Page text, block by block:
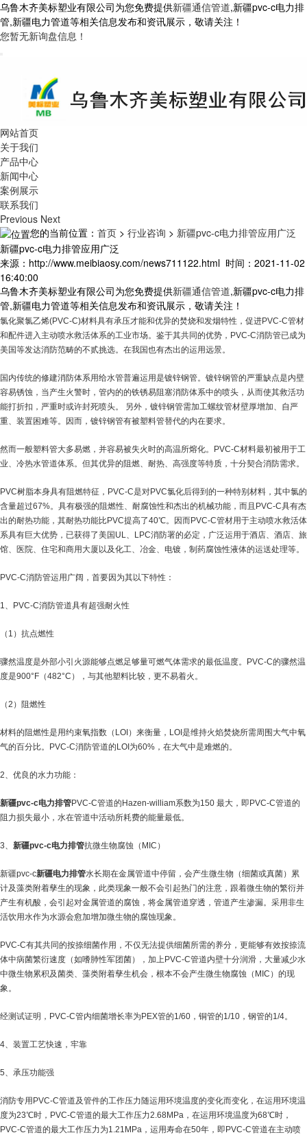
乌鲁木齐美标塑业有限公司为您免费提供新疆通信管道,新疆pvc-c电力排
管,新疆电力管道等相关信息发布和资讯展示，敬请关注！
您暂无新询盘信息！
网站首页
关于我们
产品中心
新闻中心
案例展示
联系我们
Previous Next
您的当前位置： 首页 > 行业咨询 > 新疆pvc-c电力排管应用广泛
新疆pvc-c电力排管应用广泛
来源：http://www.meibiaosy.com/news711122.html 时间：2021-11-02
16:40:00
乌鲁木齐美标塑业有限公司为您免费提供新疆通信管道,新疆pvc-c电力排
管,新疆电力管道等相关信息发布和资讯展示，敬请关注！
氯化聚氯乙烯(PVC-C)材料具有承压才能和优异的焚烧和发烟特性，促进PVC-C管材
和配件进入主动喷水救活体系的工业市场。鉴于其共同的优势，PVC-C消防管已成为
美国等发达消防范畴的不贰挑选。在我国也有杰出的运用远景。
国内传统的修建消防体系用给水管普遍运用是镀锌钢管。镀锌钢管的严重缺点是内壁
容易锈蚀，当产生火警时，管内的的铁锈易阻塞消防体系中的喷头，从而使其救活功
能打折扣，严重时或许封死喷头。 另外，镀锌钢管需加工螺纹管材壁厚增加、自严
重、装置困难等。因而，镀锌钢管有被塑料管替代的内在要求。
然而一般塑料管大多易燃，并容易被失火时的高温所熔化。PVC-C材料最初被用于工
业、冷热水管道体系。但其优异的阻燃、耐热、高强度等特质，十分契合消防需求。
PVC树脂本身具有阻燃特征，PVC-C是对PVC氯化后得到的一种特别材料，其中氯的
含量超过67%。具有极强的阻燃性、耐腐蚀性和杰出的机械功能，而且PVC-C具有杰
出的耐热功能，其耐热功能比PVC提高了40℃。因而PVC-C管材用于主动喷水救活体
系具有巨大优势，已获得了美国UL、LPC消防署的必定，广泛运用于酒店、酒店、旅
馆、医院、住宅和商用大厦以及化工、冶金、电镀，制药腐蚀性液体的运送处理等。
PVC-C消防管运用广阔，首要因为其以下特性：
1、PVC-C消防管道具有超强耐火性
（1）抗点燃性
骤然温度是外部小引火源能够点燃足够量可燃气体需求的最低温度。PVC-C的骤然温
度是900°F（482°C），与其他塑料比较，更不易着火。
（2）阻燃性
材料的阻燃性是用约束氧指数（LOI）来衡量，LOI是维持火焰焚烧所需周围大气中氧
气的百分比。PVC-C消防管道的LOI为60%，在大气中是难燃的。
2、优良的水力功能：
新疆pvc-c电力排管PVC-C管道的Hazen-william系数为150 最大，即PVC-C管道的
阻力损失最小，水在管道中活动所耗费的能量最低。
3、 新疆pvc-c电力排管抗微生物腐蚀（MIC）
新疆pvc-c新疆电力排管水长期在金属管道中停留，会产生微生物（细菌或真菌）累
计及藻类附着孳生的现象，此类现象一般不会引起热门的注意，跟着微生物的繁衍并
产生有机酸，会引起对金属管道的腐蚀，将金属管道穿透，管道产生渗漏。采用非生
活饮用水作为水源会愈加增加微生物的腐蚀现象。
PVC-C有其共同的按捺细菌作用，不仅无法提供细菌所需的养分，更能够有效按捺流
体中病菌繁衍速度（如嗜肺性军团菌），加上PVC-C管道内壁十分润滑，大量减少水
中微生物累积及菌类、藻类附着孳生机会，根本不会产生微生物腐蚀（MIC）的现
象。
经测试证明，PVC-C管内细菌增长率为PEX管的1/60，铜管的1/10，钢管的1/4。
4、装置工艺快速，牢靠
5、承压功能强
消防专用PVC-C管道及管件的工作压力随运用环境温度的变化而变化，在运用环境温
度为23℃时，PVC-C管道的最大工作压力2.68MPa，在运用环境温度为68℃时，
PVC-C管道的最大工作压力为1.21MPa，运用寿命在50年，即PVC-C管道在主动喷